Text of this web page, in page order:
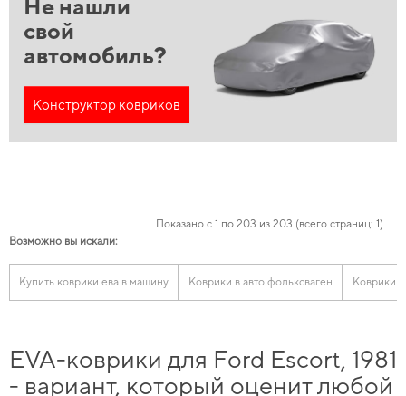
Не нашли
свой
автомобиль?
Конструктор ковриков
Показано с 1 по 203 из 203 (всего страниц: 1)
Возможно вы искали:
Купить коврики ева в машину Коврики в авто фольксваген Коврики
EVA-коврики для Ford Escort, 1981
- вариант, который оценит любой